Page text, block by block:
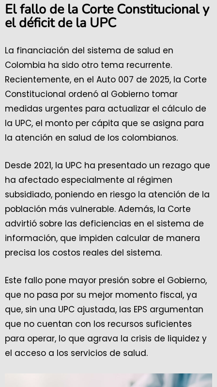
El fallo de la Corte Constitucional y
el déficit de la UPC
La financiación del sistema de salud en
Colombia ha sido otro tema recurrente.
Recientemente, en el Auto 007 de 2025, la Corte
Constitucional ordenó al Gobierno tomar
medidas urgentes para actualizar el cálculo de
la UPC, el monto per cápita que se asigna para
la atención en salud de los colombianos.
Desde 2021, la UPC ha presentado un rezago que
ha afectado especialmente al régimen
subsidiado, poniendo en riesgo la atención de la
población más vulnerable. Además, la Corte
advirtió sobre las deficiencias en el sistema de
información, que impiden calcular de manera
precisa los costos reales del sistema.
Este fallo pone mayor presión sobre el Gobierno,
que no pasa por su mejor momento fiscal, ya
que, sin una UPC ajustada, las EPS argumentan
que no cuentan con los recursos suficientes
para operar, lo que agrava la crisis de liquidez y
el acceso a los servicios de salud.